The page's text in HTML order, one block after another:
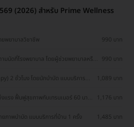
(2026) สำหรับ Prime Wellness
ยพยาบาลวิชาชีพ 990 บาท
นัดที่โรงพยาบาล โดยผู้ช่วยพยาบาลหรือ
990 บาท
2 ชั่วโมง โดยนักบำบัด แบบบริการที่
1,089 บาท
แรง ฟื้นฟูสุขภาพกับเทรนเนอร์ 60 นาที
1,176 บาท
ยภาพบำบัด แบบบริการที่บ้าน 1 ครั้ง 1,485 บาท